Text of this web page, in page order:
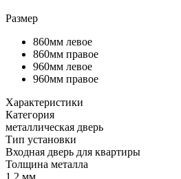
Размер
860мм левое
860мм правое
960мм левое
960мм правое
Характеристики
Категория
металлическая дверь
Тип установки
Входная дверь для квартиры
Толщина металла
1.2 мм